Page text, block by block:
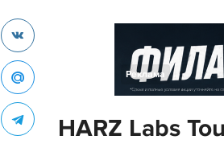
Реклама
HARZ Labs